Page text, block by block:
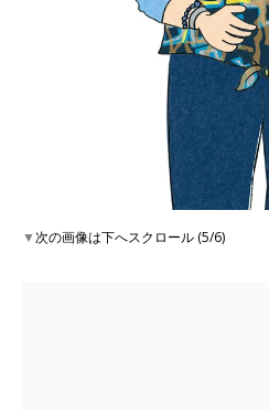
▼次の画像は下へスクロール (5/6)